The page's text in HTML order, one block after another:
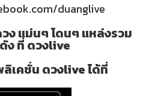
duanglive
ง แม่นๆ โดนๆ แหล่งรวม
ง ที่ ดวงlive
เคชั่น ดวงlive ได้ที่